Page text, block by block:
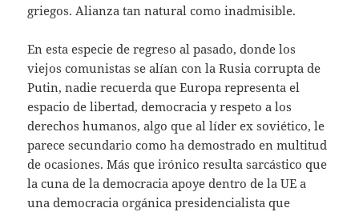
griegos. Alianza tan natural como inadmisible.
En esta especie de regreso al pasado, donde los
viejos comunistas se alían con la Rusia corrupta de
Putin, nadie recuerda que Europa representa el
espacio de libertad, democracia y respeto a los
derechos humanos, algo que al líder ex soviético, le
parece secundario como ha demostrado en multitud
de ocasiones. Más que irónico resulta sarcástico que
la cuna de la democracia apoye dentro de la UE a
una democracia orgánica presidencialista que